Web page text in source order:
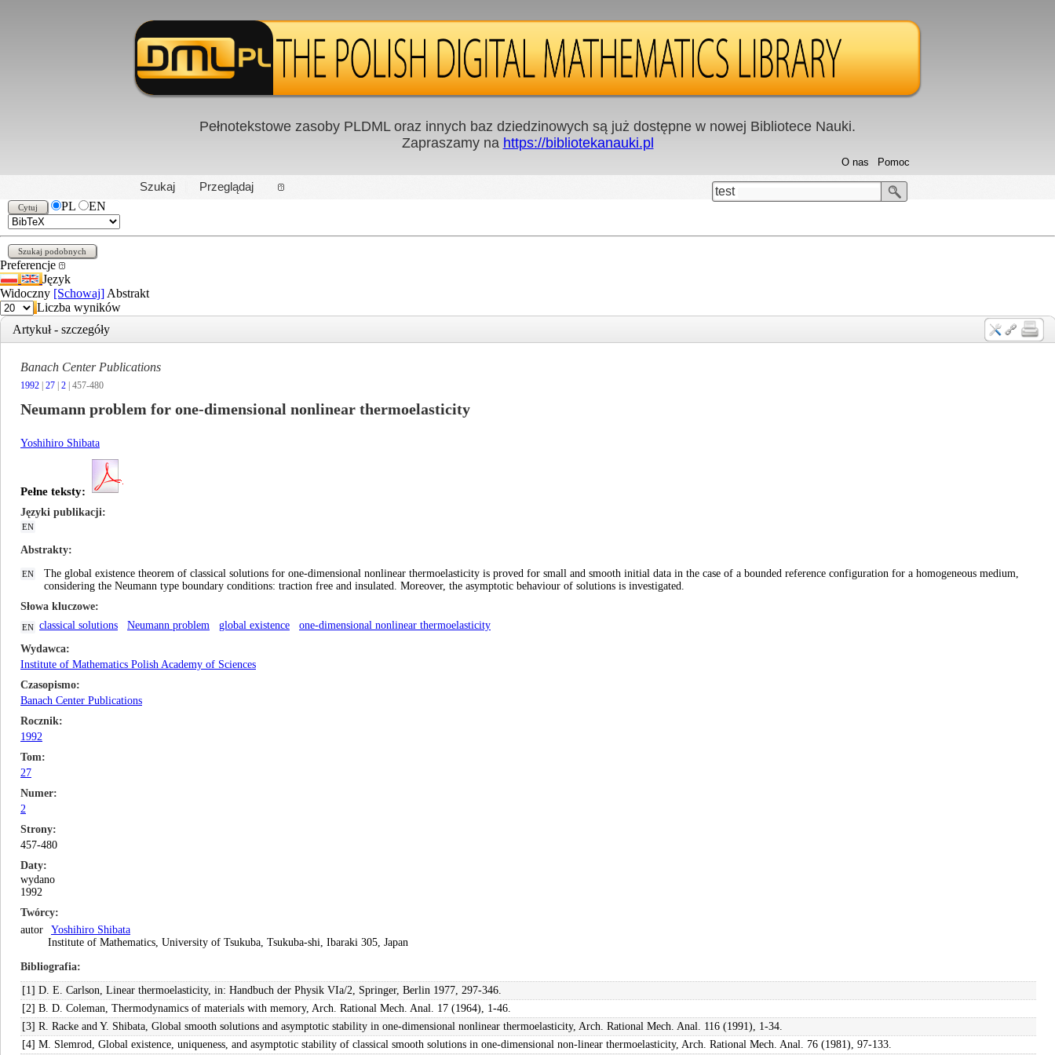
PL|EN
Pełnotekstowe zasoby PLDML oraz innych baz dziedzinowych są już dostępne w nowej Bibliotece Nauki.
Zapraszamy na https://bibliotekanauki.pl
Szukaj Przeglądaj
Pomoc
O nas
test
PL
EN
Preferencje
Język
Widoczny [Schowaj] Abstrakt
Liczba wyników
Artykuł - szczegóły
Banach Center Publications
1992 27 2 | 457-480
Neumann problem for one-dimensional nonlinear thermoelasticity
Yoshihiro Shibata
Pełne teksty:
Języki publikacji
EN
Abstrakty
EN
The global existence theorem of classical solutions for one-dimensional nonlinear thermoelasticity is proved for small and smooth initial data in the case of a bounded reference configuration for a homogeneous medium,
considering the Neumann type boundary conditions: traction free and insulated. Moreover, the asymptotic behaviour of solutions is investigated.
Słowa kluczowe
EN classical solutions Neumann problem global existence
one-dimensional nonlinear thermoelasticity
Wydawca
Institute of Mathematics Polish Academy of Sciences
Czasopismo
Banach Center Publications
Rocznik
1992
Tom
27
Numer
2
Strony
457-480
Daty
wydano
1992
Twórcy
autor
Yoshihiro Shibata
Institute of Mathematics, University of Tsukuba, Tsukuba-shi, Ibaraki 305, Japan
Bibliografia
[1] D. E. Carlson, Linear thermoelasticity, in: Handbuch der Physik VIa/2, Springer, Berlin 1977, 297-346.
[2] B. D. Coleman, Thermodynamics of materials with memory, Arch. Rational Mech. Anal. 17 (1964), 1-46.
[3] R. Racke and Y. Shibata, Global smooth solutions and asymptotic stability in one-dimensional nonlinear thermoelasticity, Arch. Rational Mech. Anal. 116 (1991), 1-34.
[4] M. Slemrod, Global existence, uniqueness, and asymptotic stability of classical smooth solutions in one-dimensional non-linear thermoelasticity, Arch. Rational Mech. Anal. 76 (1981), 97-133.